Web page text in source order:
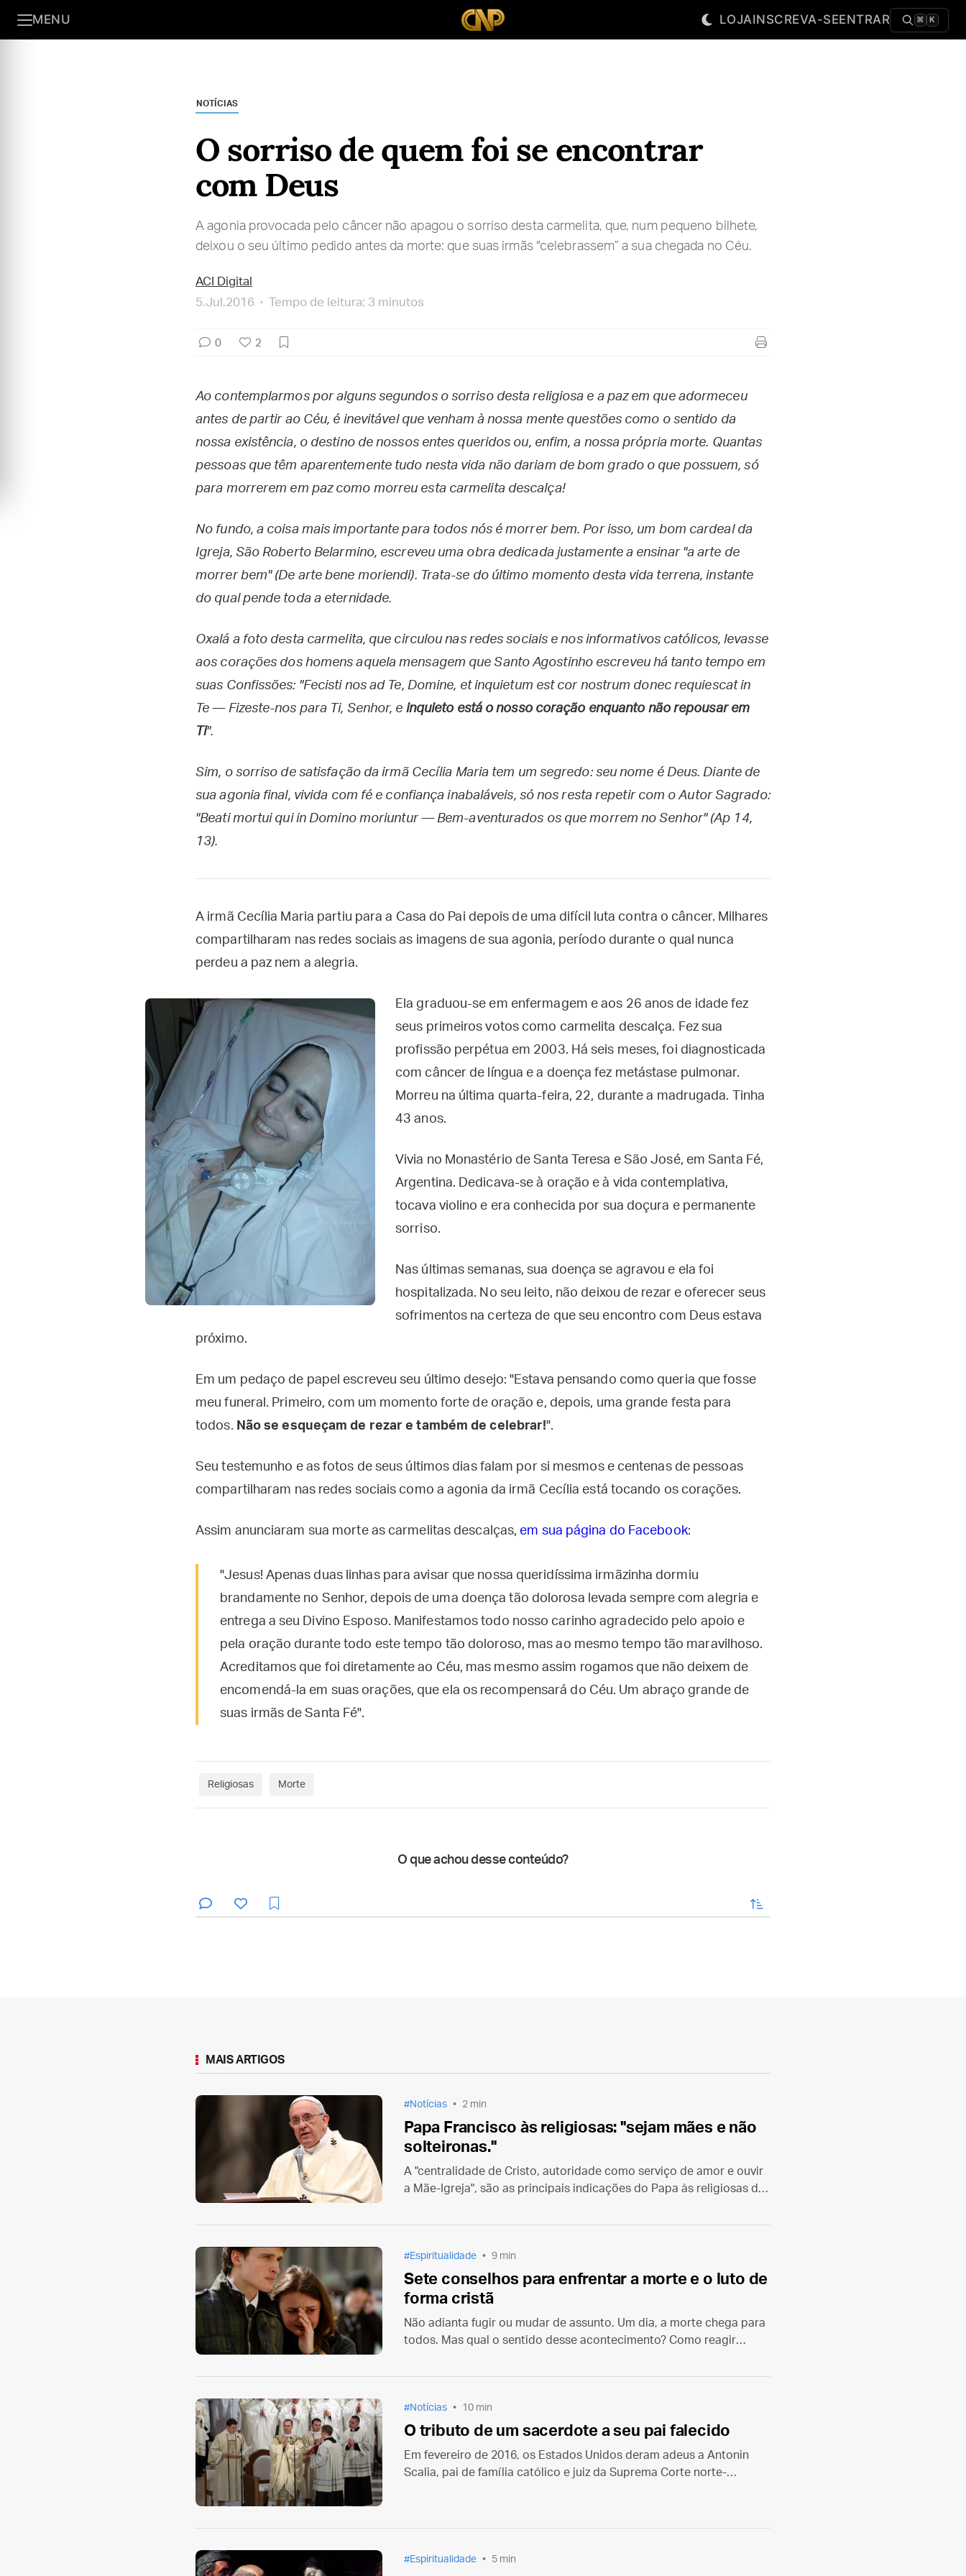
MENU LOJAINSCREVA-SEENTRAR ⌘ K
NOTÍCIAS
O sorriso de quem foi se encontrar
com Deus
A agonia provocada pelo câncer não apagou o sorriso desta carmelita, que, num pequeno bilhete,
deixou o seu último pedido antes da morte: que suas irmãs “celebrassem” a sua chegada no Céu.
ACI Digital
5.Jul.2016
Tempo de leitura: 3 minutos
0 2
Ao contemplarmos por alguns segundos o sorriso desta religiosa e a paz em que adormeceu
antes de partir ao Céu, é inevitável que venham à nossa mente questões como o sentido da
nossa existência, o destino de nossos entes queridos ou, enfim, a nossa própria morte. Quantas
pessoas que têm aparentemente tudo nesta vida não dariam de bom grado o que possuem, só
para morrerem em paz como morreu esta carmelita descalça!
No fundo, a coisa mais importante para todos nós é morrer bem. Por isso, um bom cardeal da
Igreja, São Roberto Belarmino, escreveu uma obra dedicada justamente a ensinar "a arte de
morrer bem" (De arte bene moriendi). Trata-se do último momento desta vida terrena, instante
do qual pende toda a eternidade.
Oxalá a foto desta carmelita, que circulou nas redes sociais e nos informativos católicos, levasse
aos corações dos homens aquela mensagem que Santo Agostinho escreveu há tanto tempo em
suas Confissões: "Fecisti nos ad Te, Domine, et inquietum est cor nostrum donec requiescat in
Te — Fizeste-nos para Ti, Senhor, e inquieto está o nosso coração enquanto não repousar em
Ti".
Sim, o sorriso de satisfação da irmã Cecília Maria tem um segredo: seu nome é Deus. Diante de
sua agonia final, vivida com fé e confiança inabaláveis, só nos resta repetir com o Autor Sagrado:
"Beati mortui qui in Domino moriuntur — Bem-aventurados os que morrem no Senhor" (Ap 14,
13).
A irmã Cecília Maria partiu para a Casa do Pai depois de uma difícil luta contra o câncer. Milhares
compartilharam nas redes sociais as imagens de sua agonia, período durante o qual nunca
perdeu a paz nem a alegria.
Ela graduou-se em enfermagem e aos 26 anos de idade fez
seus primeiros votos como carmelita descalça. Fez sua
profissão perpétua em 2003. Há seis meses, foi diagnosticada
com câncer de língua e a doença fez metástase pulmonar.
Morreu na última quarta-feira, 22, durante a madrugada. Tinha
43 anos.
Vivia no Monastério de Santa Teresa e São José, em Santa Fé,
Argentina. Dedicava-se à oração e à vida contemplativa,
tocava violino e era conhecida por sua doçura e permanente
sorriso.
Nas últimas semanas, sua doença se agravou e ela foi
hospitalizada. No seu leito, não deixou de rezar e oferecer seus
sofrimentos na certeza de que seu encontro com Deus estava
próximo.
Em um pedaço de papel escreveu seu último desejo: "Estava pensando como queria que fosse
meu funeral. Primeiro, com um momento forte de oração e, depois, uma grande festa para
todos. Não se esqueçam de rezar e também de celebrar!".
Seu testemunho e as fotos de seus últimos dias falam por si mesmos e centenas de pessoas
compartilharam nas redes sociais como a agonia da irmã Cecília está tocando os corações.
Assim anunciaram sua morte as carmelitas descalças, em sua página do Facebook:
"Jesus! Apenas duas linhas para avisar que nossa queridíssima irmãzinha dormiu
brandamente no Senhor, depois de uma doença tão dolorosa levada sempre com alegria e
entrega a seu Divino Esposo. Manifestamos todo nosso carinho agradecido pelo apoio e
pela oração durante todo este tempo tão doloroso, mas ao mesmo tempo tão maravilhoso.
Acreditamos que foi diretamente ao Céu, mas mesmo assim rogamos que não deixem de
encomendá-la em suas orações, que ela os recompensará do Céu. Um abraço grande de
suas irmãs de Santa Fé".
Religiosas Morte
O que achou desse conteúdo?
enviar
MAIS ARTIGOS
Notícias 2 min
Papa Francisco às religiosas: "sejam mães e não
solteironas."
A "centralidade de Cristo, autoridade como serviço de amor e ouvir
a Mãe-Igreja", são as principais indicações do Papa às religiosas do
Espiritualidade 9 min
Sete conselhos para enfrentar a morte e o luto de
forma cristã
Não adianta fugir ou mudar de assunto. Um dia, a morte chega para
todos. Mas qual o sentido desse acontecimento? Como reagir
Notícias 10 min
O tributo de um sacerdote a seu pai falecido
Em fevereiro de 2016, os Estados Unidos deram adeus a Antonin
Scalia, pai de família católico e juiz da Suprema Corte norte-
Espiritualidade 5 min